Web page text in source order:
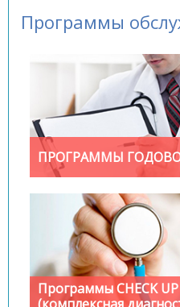
Программы
ПРОГРАММЫ
Программы CHECK UP